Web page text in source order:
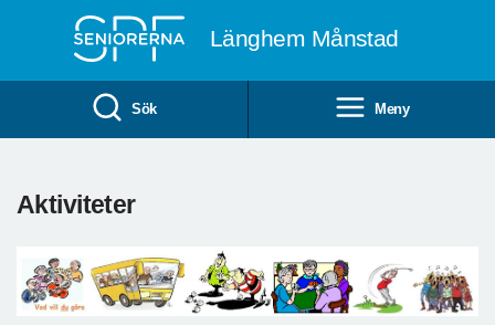
Länghem Månstad
Sök Meny
Aktiviteter